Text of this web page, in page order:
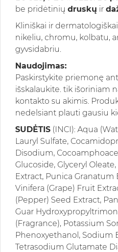
be pridėtinių druskų ir
Kliniškai ir
nikeliu, chromu, kolbatu,
gyvsidabriu.
Naudojimas:
Paskirstykite priemonę
išskalaukite. tik išoriniam
kontakto su akimis.
nedelsiant plauti gausiu
SUDĖTIS (INCI): Aqua
Lauryl Sulfate,
Disodium,
Glucoside, Glyceryl
Extract, Punica Granatum
Vinifera (Grape) Fruit
(Pepper) Seed Extract,
Guar
(Fragrance), Potassium
Phenoxyethanol, Sodium
Tetrasodium Glutamate